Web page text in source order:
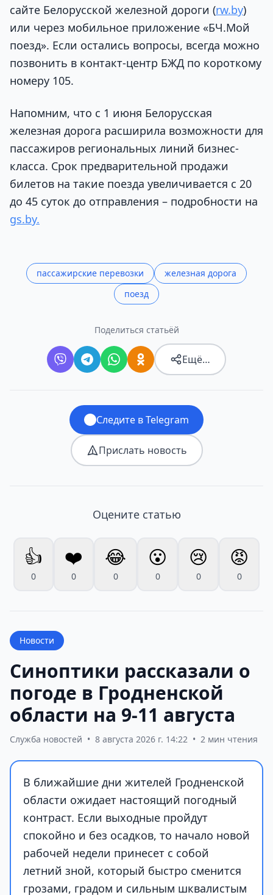
сайте Белорусской железной дороги (rw.by)
или через мобильное приложение «БЧ.Мой
поезд». Если остались вопросы, всегда можно
позвонить в контакт-центр БЖД по короткому
номеру 105.
Напомним, что с 1 июня Белорусская
железная дорога расширила возможности для
пассажиров региональных линий бизнес-
класса. Срок предварительной продажи
билетов на такие поезда увеличивается с 20
до 45 суток до отправления – подробности на
gs.by.
пассажирские перевозки
железная дорога
поезд
Поделиться статьёй
Ещё…
Следите в Telegram
Прислать новость
Оцените статью
👍
0
❤️
0
😂
0
😮
0
😢
0
😡
0
Новости
Синоптики рассказали о
погоде в Гродненской
области на 9-11 августа
Служба новостей • 8 августа 2026 г. 14:22 • 2 мин чтения
В ближайшие дни жителей Гродненской
области ожидает настоящий погодный
контраст. Если выходные пройдут
спокойно и без осадков, то начало новой
рабочей недели принесет с собой
летний зной, который быстро сменится
грозами, градом и сильным шквалистым